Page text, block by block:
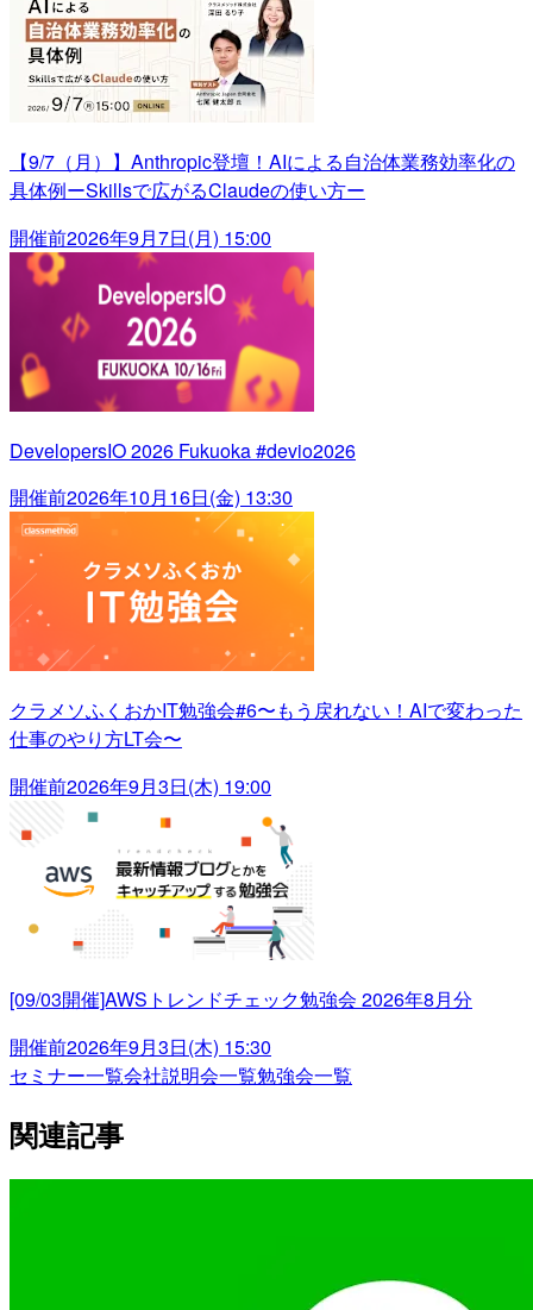
【9/7（月）】Anthropic登壇！AIによる自治体業務効率化の
具体例ーSkillsで広がるClaudeの使い方ー
開催前2026年9月7日(月) 15:00
DevelopersIO 2026 Fukuoka #devio2026
開催前2026年10月16日(金) 13:30
クラメソふくおかIT勉強会#6〜もう戻れない！AIで変わった
仕事のやり方LT会〜
開催前2026年9月3日(木) 19:00
[09/03開催]AWSトレンドチェック勉強会 2026年8月分
開催前2026年9月3日(木) 15:30
セミナー一覧会社説明会一覧勉強会一覧
関連記事